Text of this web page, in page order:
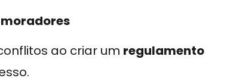
ao criar um regulamento